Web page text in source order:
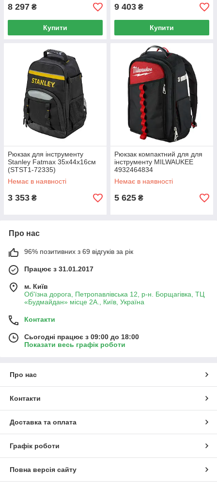
8 297 ₴
Купити
9 403 ₴
Купити
Рюкзак для інструменту
Stanley Fatmax 35x44x16см
(STST1-72335)
Немає в наявності
3 353 ₴
Рюкзак компактний для для
інструменту MILWAUKEE
4932464834
Немає в наявності
5 625 ₴
Про нас
96% позитивних з 69 відгуків за рік
Працює з 31.01.2017
м. Київ
Об'їзна дорога, Петропавлівська 12, р-н. Борщагівка, ТЦ
«Будмайдан» місце 2А., Київ, Україна
Контакти
Сьогодні працює з 09:00 до 18:00
Показати весь графік роботи
Про нас
Контакти
Доставка та оплата
Графік роботи
Повна версія сайту